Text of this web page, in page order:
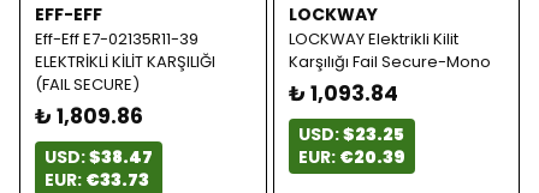
EFF-EFF
Eff-Eff E7-02135R11-39
ELEKTRİKLİ KİLİT KARŞILIĞI
(FAIL SECURE)
₺ 1,809.86
USD:$38.47
EUR: €33.73
LOCKWAY
LOCKWAY Elektrikli Kilit
Karşılığı Fail Secure-Mono
₺ 1,093.84
USD:$23.25
EUR: €20.39